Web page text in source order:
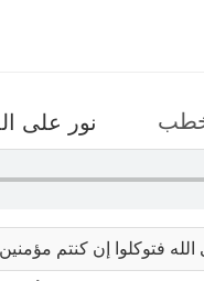
(active
tab)
نور على
فتوكلوا إن كنتم مؤمنين